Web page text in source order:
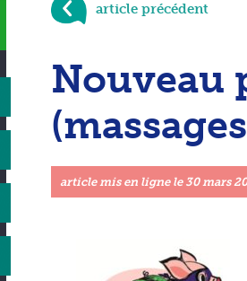
article précédent
Nouveau
article mis en ligne le 30 mars